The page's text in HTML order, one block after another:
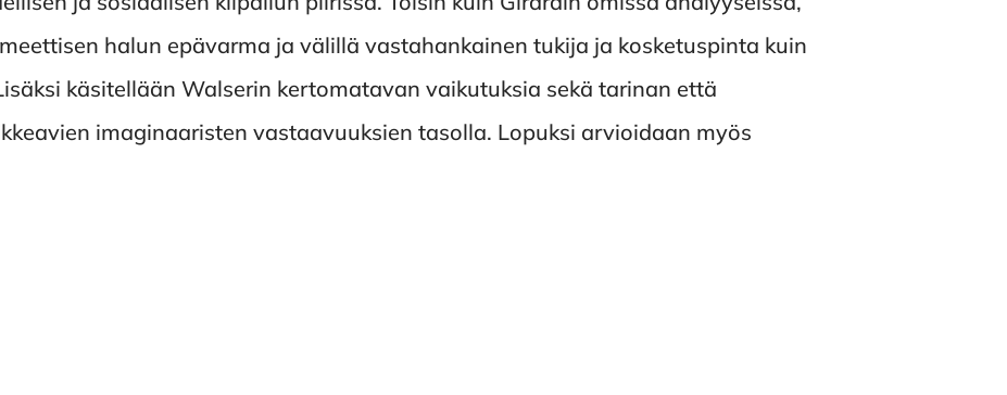
halun epävarma ja välillä vastahankainen tukija ja kosketuspinta kuin
käsitellään Walserin kertomatavan vaikutuksia sekä tarinan että
imaginaaristen vastaavuuksien tasolla. Lopuksi arvioidaan myös